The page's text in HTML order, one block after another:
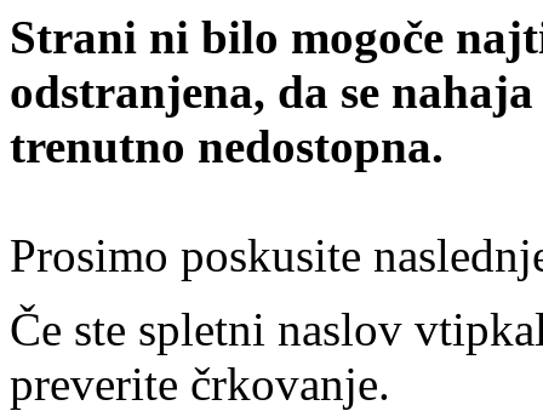
Strani ni bilo mogoče
odstranjena, da se
trenutno nedostopna.
Prosimo poskusite
Če ste spletni naslov
preverite črkovanje.